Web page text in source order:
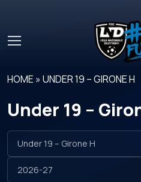
HOME »UNDER 19 – GIRONE H
Under 19 –